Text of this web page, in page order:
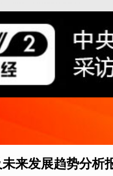
来发展趋势分析